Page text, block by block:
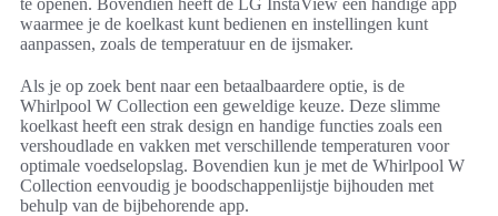
waarmee je de koelkast kunt bedienen en instellingen kunt
aanpassen, zoals de temperatuur en de ijsmaker.
Als je op zoek bent naar een betaalbaardere optie, is de
Whirlpool W Collection een geweldige keuze. Deze slimme
koelkast heeft een strak design en handige functies zoals een
vershoudlade en vakken met verschillende temperaturen voor
optimale voedselopslag. Bovendien kun je met de Whirlpool W
Collection eenvoudig je boodschappenlijstje bijhouden met
behulp van de bijbehorende app.